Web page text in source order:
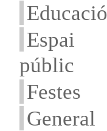
Educació
Espai
públic
Festes
General